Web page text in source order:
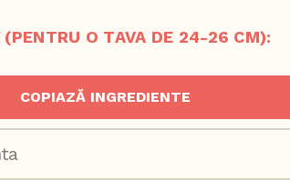
(PENTRU O TAVA DE 24-26 CM):
COPIAZĂ INGREDIENTE